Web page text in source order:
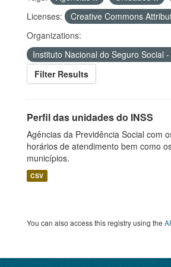
Licenses:
Creative Commons
Organizations:
Instituto Nacional do Seguro Social
Filter Results
Perfil das unidades do INSS
Agências da Previdência Social com
horários de atendimento bem como
municípios.
CSV
You can also access this registry using the